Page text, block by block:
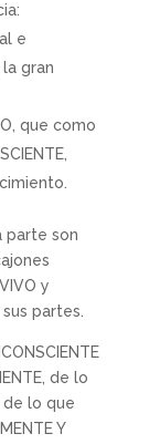
e
gran
que como
parte son
y
partes.
de lo
de lo que
Y